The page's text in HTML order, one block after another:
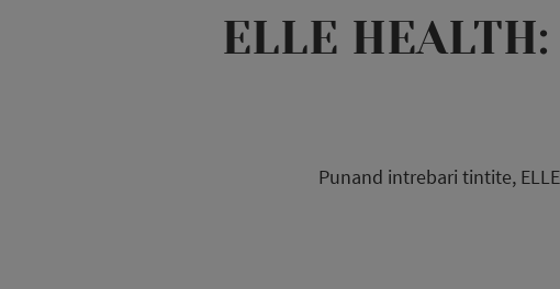
ELLE
Punand intrebari tintite,